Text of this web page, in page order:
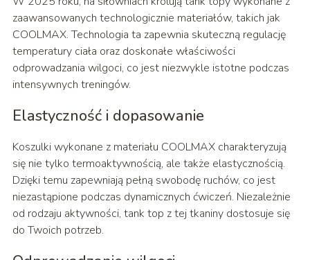
zaawansowanych technologicznie materiałów, takich jak
COOLMAX. Technologia ta zapewnia skuteczną regulację
temperatury ciała oraz doskonałe właściwości
odprowadzania wilgoci, co jest niezwykle istotne podczas
intensywnych treningów.
Elastyczność i dopasowanie
Koszulki wykonane z materiału COOLMAX charakteryzują
się nie tylko termoaktywnością, ale także elastycznością.
Dzięki temu zapewniają pełną swobodę ruchów, co jest
niezastąpione podczas dynamicznych ćwiczeń. Niezależnie
od rodzaju aktywności, tank top z tej tkaniny dostosuje się
do Twoich potrzeb.